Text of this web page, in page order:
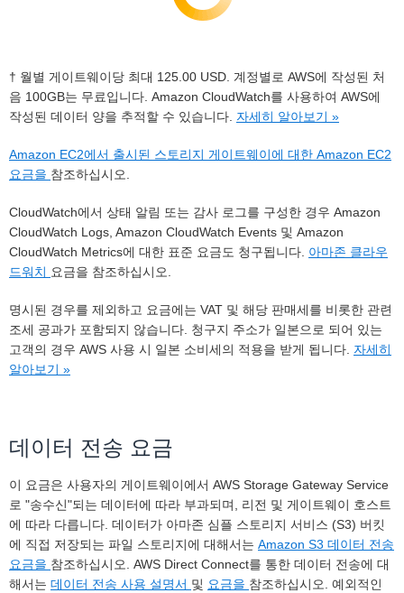
† 월별 게이트웨이당 최대 125.00 USD. 계정별로 AWS에 작성된 처
음 100GB는 무료입니다. Amazon CloudWatch를 사용하여 AWS에
작성된 데이터 양을 추적할 수 있습니다. 자세히 알아보기 »
Amazon EC2에서 출시된 스토리지 게이트웨이에 대한 Amazon EC2
요금을 참조하십시오.
CloudWatch에서 상태 알림 또는 감사 로그를 구성한 경우 Amazon
CloudWatch Logs, Amazon CloudWatch Events 및 Amazon
CloudWatch Metrics에 대한 표준 요금도 청구됩니다. 아마존 클라우
드워치 요금을 참조하십시오.
명시된 경우를 제외하고 요금에는 VAT 및 해당 판매세를 비롯한 관련
조세 공과가 포함되지 않습니다. 청구지 주소가 일본으로 되어 있는
고객의 경우 AWS 사용 시 일본 소비세의 적용을 받게 됩니다. 자세히
알아보기 »
데이터 전송 요금
이 요금은 사용자의 게이트웨이에서 AWS Storage Gateway Service
로 "송수신"되는 데이터에 따라 부과되며, 리전 및 게이트웨이 호스트
에 따라 다릅니다. 데이터가 아마존 심플 스토리지 서비스 (S3) 버킷
에 직접 저장되는 파일 스토리지에 대해서는 Amazon S3 데이터 전송
요금을 참조하십시오. AWS Direct Connect를 통한 데이터 전송에 대
해서는 데이터 전송 사용 설명서 및 요금을 참조하십시오. 예외적인